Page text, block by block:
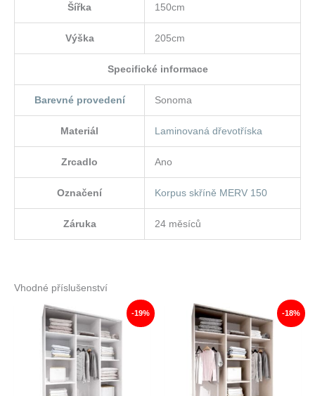
Šířka 150cm
Výška 205cm
Specifické informace
Barevné provedení Sonoma
Materiál Laminovaná dřevotříska
Zrcadlo Ano
Označení Korpus skříně MERV 150
Záruka 24 měsíců
Vhodné příslušenství
-19% -18%